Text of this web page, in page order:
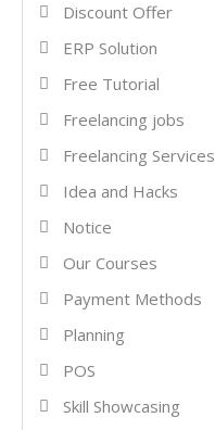
Discount Offer
ERP Solution
Free Tutorial
Freelancing jobs
Freelancing Services
Idea and Hacks
Notice
Our Courses
Payment Methods
Planning
POS
Skill Showcasing